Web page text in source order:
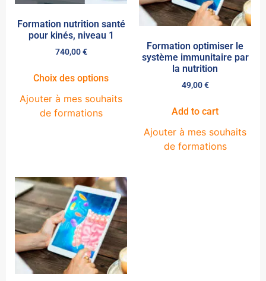
Formation nutrition santé
pour kinés, niveau 1
740,00€
Choix des options
Ajouter à mes souhaits
de formations
Formation optimiser le
système immunitaire par
la nutrition
49,00€
Add to cart
Ajouter à mes souhaits
de formations